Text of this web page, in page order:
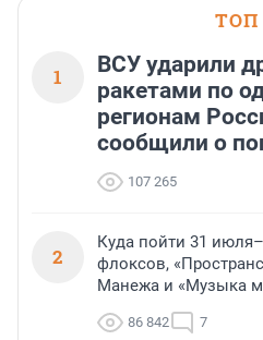
ТОП
1
ВСУ ударили
ракетами по
регионам
сообщили о
107 265
2
Куда пойти 31
флоксов,
Манежа и «Музыка
86 842 7